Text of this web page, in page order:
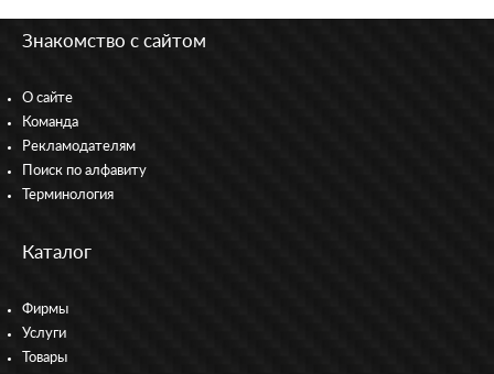
Знакомство с сайтом
О сайте
Команда
Рекламодателям
Поиск по алфавиту
Терминология
Каталог
Фирмы
Услуги
Товары